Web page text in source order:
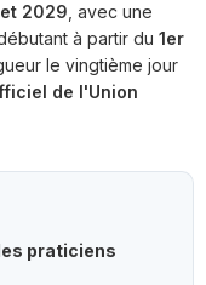
2029 , avec une
à partir du 1er
le vingtième jour
de l'Union
praticiens